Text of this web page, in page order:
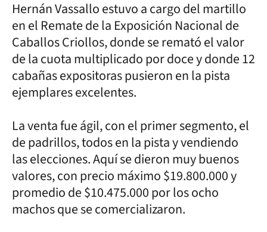
Hernán Vassallo estuvo a cargo del martillo
en el Remate de la Exposición Nacional de
Caballos Criollos, donde se remató el valor
de la cuota multiplicado por doce y donde 12
cabañas expositoras pusieron en la pista
ejemplares excelentes.
La venta fue ágil, con el primer segmento, el
de padrillos, todos en la pista y vendiendo
las elecciones. Aquí se dieron muy buenos
valores, con precio máximo $19.800.000 y
promedio de $10.475.000 por los ocho
machos que se comercializaron.